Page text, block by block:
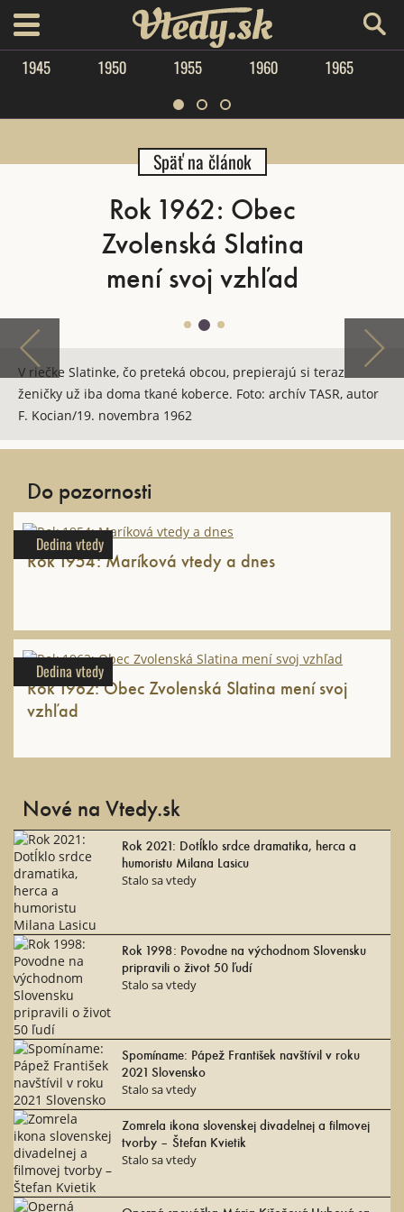
menu Vtedy.sk
1945 1950 1955 1960 1965
Späť na článok
Rok 1962: Obec
Zvolenská Slatina
mení svoj vzhľad
V riečke Slatinke, čo preteká obcou, prepierajú si teraz
ženičky už iba doma tkané koberce. Foto: archív TASR, autor
F. Kocian/19. novembra 1962
Do pozornosti
Dedina vtedy
Rok 1954: Maríková vtedy a dnes
Dedina vtedy
Rok 1962: Obec Zvolenská Slatina mení svoj
vzhľad
Nové na Vtedy.sk
Rok 2021: Dotĺklo srdce dramatika, herca a
humoristu Milana Lasicu
Stalo sa vtedy
Rok 1998: Povodne na východnom Slovensku
pripravili o život 50 ľudí
Stalo sa vtedy
Spomíname: Pápež František navštívil v roku
2021 Slovensko
Stalo sa vtedy
Zomrela ikona slovenskej divadelnej a filmovej
tvorby – Štefan Kvietik
Stalo sa vtedy